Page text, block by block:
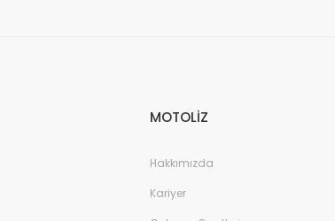
MOTOLİZ
Hakkımızda
Kariyer